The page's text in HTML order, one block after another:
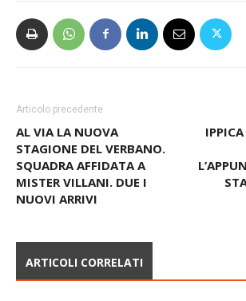
Articolo precedente
AL VIA LA NUOVA
STAGIONE DEL VERBANO.
SQUADRA AFFIDATA A
MISTER VILLANI. DUE I
NUOVI ARRIVI
ARTICOLI CORRELATI